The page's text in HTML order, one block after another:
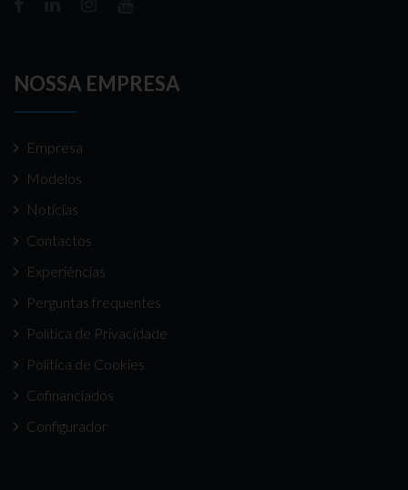
NOSSA EMPRESA
Empresa
Modelos
Notícias
Contactos
Experiências
Perguntas frequentes
Politica de Privacidade
Politica de Cookies
Cofinanciados
Configurador